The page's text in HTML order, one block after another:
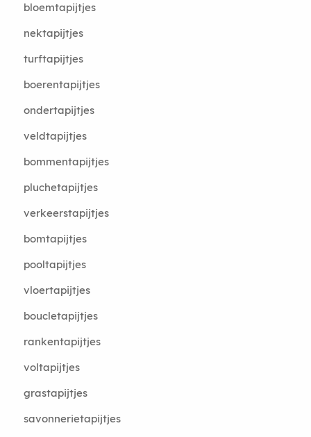
bloemtapijtjes
nektapijtjes
turftapijtjes
boerentapijtjes
ondertapijtjes
veldtapijtjes
bommentapijtjes
pluchetapijtjes
verkeerstapijtjes
bomtapijtjes
pooltapijtjes
vloertapijtjes
boucletapijtjes
rankentapijtjes
voltapijtjes
grastapijtjes
savonnerietapijtjes